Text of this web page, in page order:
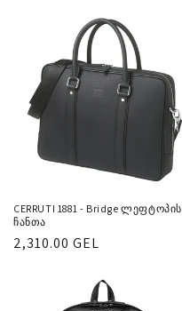
CERRUTI 1881 - Bridge ლეფტოპის
ჩანთა
რეგულარული
2,310.00 GEL